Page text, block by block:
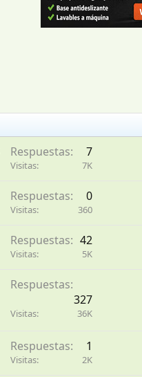
Respuestas 7
Visitas 7K
Respuestas 0
Visitas 360
Respuestas 42
Visitas 5K
Respuestas
327
Visitas 36K
Respuestas 1
Visitas 2K